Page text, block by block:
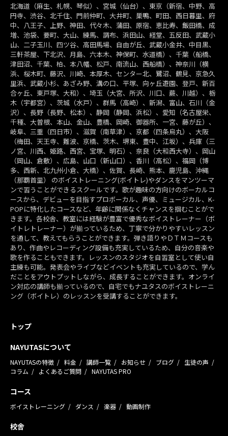
北海道（麻生、札幌、琴似）、宮城（仙台）、東京（新宿、中野、高
円寺、渋谷、北千住、門前仲町、大井町、巣鴨、町田、西日暮里、府
中、八王子、上野、神田、代々木、蒲田、原宿、恵比寿、飯田橋、成
増、池袋、要町、大山、練馬、調布、浜田山、経堂、五反田、武蔵小
山、二子玉川、四ツ谷、高田馬場、自由が丘、武蔵小金井、中目黒、
三軒茶屋、下北沢、月島、六本木、神保町、水道橋）、千葉（船橋、
津田沼、千葉、柏、本八幡、松戸、南流山、西船橋）、神奈川（横
浜、桜木町、藤沢、川崎、本厚木、センター北、鷺沼、鶴見、京急久
里浜、武蔵小杉、あざみ野、溝の口、平塚、向ヶ丘遊園、登戸、新百
合ヶ丘、東戸塚、大和）、埼玉（大宮、所沢、川口、蕨、川越）、栃
木（宇都宮）、茨城（水戸）、群馬（高崎）、新潟、富山、石川（金
沢）、長野（長野、松本）、静岡（静岡、浜松）、愛知（名古屋栄、
千種、大曽根、本山、金山、豊橋、岡崎、御器所、一宮、藤が丘）、
岐阜、三重（四日市）、滋賀（南草津）、京都（四条烏丸）、大阪
（梅田、天王寺、難波、京橋、茨木、堺東、豊中、江坂）、兵庫（三
ノ宮、川西、姫路、西宮、宝塚、明石）、奈良（大和西大寺）、岡山
（岡山、倉敷）、広島、山口（新山口）、香川（高松）、福岡（博
多、西新、北九州小倉、大橋）、佐賀、長崎、熊本、鹿児島、沖縄
（那覇首里） のボイストレーニング(ボイトレ)やダンスをマンツーマ
ンで習うことができるスクールです。歌が趣味の方向けのボーカルコ
ースから、デビューを目指すプロボーカル、声優、ミュージカル、K-
POPに特化したコースなど、年齢に関係なくチャンスを掴むことがで
きます。各校舎、教室には経験が豊富で優秀なボイストレーナー（ボ
イトレトレーナー）が揃っているため、丁寧で分かりやすいレッスン
を通して、教えてもらうことができます。弾き語りやＤＴＭコースも
あり、作曲やレコーディング設備も充実しているため、自分の音楽や
歌を作ることもできます。レッスンのスタジオを自習室として使い自
主練も可能。発表会やライブなどイベントも充実しているので、学ん
だことをアウトプットしながら、成長することができます。オンライ
ン対応の講師も揃っているので、自宅でもナユタスのボイストレーニ
ング（ボイトレ）のレッスンを受講することができます。
トップ
NAYUTASについて
NAYUTASの特徴 料金 講師一覧 お知らせ ブログ
生徒の声
コラム
よくあるご質問 NAYUTAS PRO
コース
ボイストレーニング ダンス 楽器 動画制作
校舎